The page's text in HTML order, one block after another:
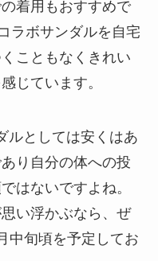
着用もおすすめで
ラボサンダルを自宅
こともなくきれい
じています。
ルとしては安くはあ
り自分の体への投
はないですよね。
い浮かぶなら、ぜ
中旬頃を予定してお